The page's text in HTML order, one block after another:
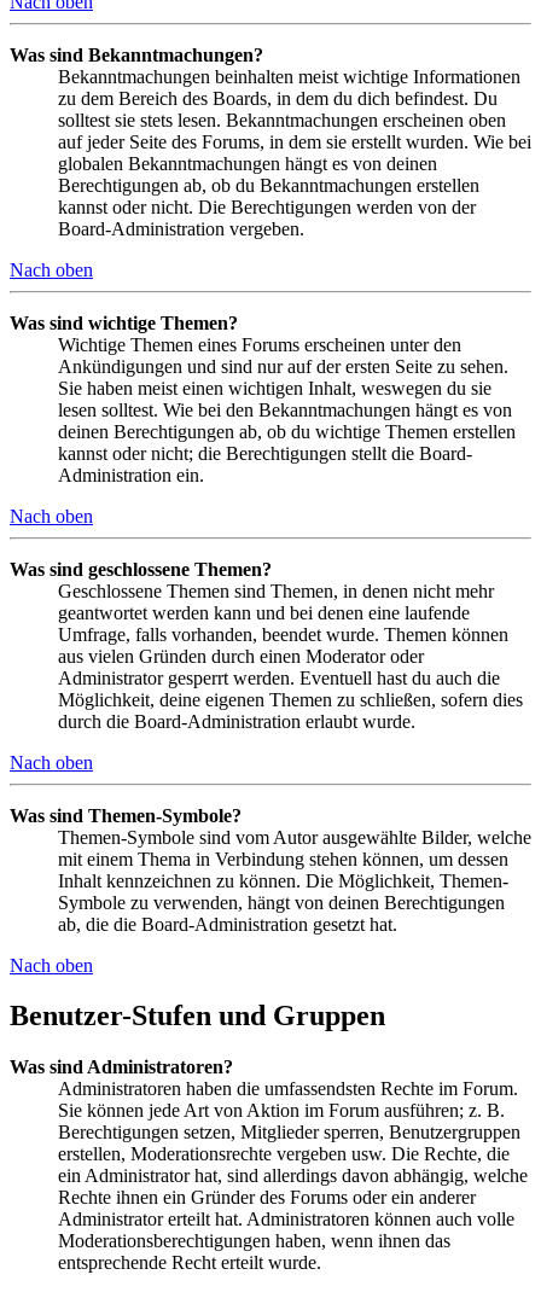
Was sind Bekanntmachungen?
Bekanntmachungen beinhalten meist wichtige Informationen
zu dem Bereich des Boards, in dem du dich befindest. Du
solltest sie stets lesen. Bekanntmachungen erscheinen oben
auf jeder Seite des Forums, in dem sie erstellt wurden. Wie bei
globalen Bekanntmachungen hängt es von deinen
Berechtigungen ab, ob du Bekanntmachungen erstellen
kannst oder nicht. Die Berechtigungen werden von der
Board-Administration vergeben.
Nach oben
Was sind wichtige Themen?
Wichtige Themen eines Forums erscheinen unter den
Ankündigungen und sind nur auf der ersten Seite zu sehen.
Sie haben meist einen wichtigen Inhalt, weswegen du sie
lesen solltest. Wie bei den Bekanntmachungen hängt es von
deinen Berechtigungen ab, ob du wichtige Themen erstellen
kannst oder nicht; die Berechtigungen stellt die Board-
Administration ein.
Nach oben
Was sind geschlossene Themen?
Geschlossene Themen sind Themen, in denen nicht mehr
geantwortet werden kann und bei denen eine laufende
Umfrage, falls vorhanden, beendet wurde. Themen können
aus vielen Gründen durch einen Moderator oder
Administrator gesperrt werden. Eventuell hast du auch die
Möglichkeit, deine eigenen Themen zu schließen, sofern dies
durch die Board-Administration erlaubt wurde.
Nach oben
Was sind Themen-Symbole?
Themen-Symbole sind vom Autor ausgewählte Bilder, welche
mit einem Thema in Verbindung stehen können, um dessen
Inhalt kennzeichnen zu können. Die Möglichkeit, Themen-
Symbole zu verwenden, hängt von deinen Berechtigungen
ab, die die Board-Administration gesetzt hat.
Nach oben
Benutzer-Stufen und Gruppen
Was sind Administratoren?
Administratoren haben die umfassendsten Rechte im Forum.
Sie können jede Art von Aktion im Forum ausführen; z. B.
Berechtigungen setzen, Mitglieder sperren, Benutzergruppen
erstellen, Moderationsrechte vergeben usw. Die Rechte, die
ein Administrator hat, sind allerdings davon abhängig, welche
Rechte ihnen ein Gründer des Forums oder ein anderer
Administrator erteilt hat. Administratoren können auch volle
Moderationsberechtigungen haben, wenn ihnen das
entsprechende Recht erteilt wurde.